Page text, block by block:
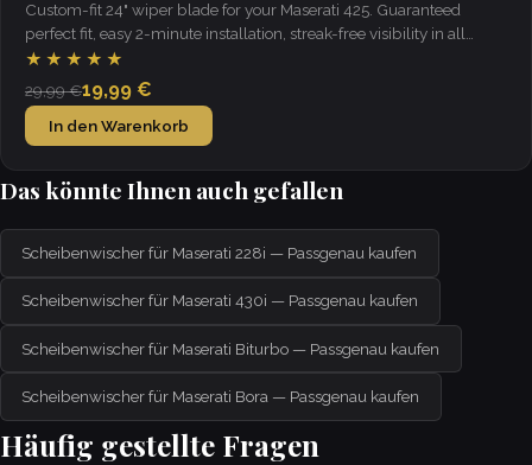
Custom-fit 24" wiper blade for your Maserati 425. Guaranteed
perfect fit, easy 2-minute installation, streak-free visibility in all
weather.
★★★★★
29,99 €19,99 €
In den Warenkorb
Das könnte Ihnen auch gefallen
Scheibenwischer für Maserati 228i — Passgenau kaufen
Scheibenwischer für Maserati 430i — Passgenau kaufen
Scheibenwischer für Maserati Biturbo — Passgenau kaufen
Scheibenwischer für Maserati Bora — Passgenau kaufen
Häufig gestellte Fragen